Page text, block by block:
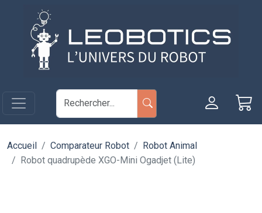
Aller au contenu principal
Accueil Comparateur Robot
Robot Animal
Robot quadrupède XGO-Mini Ogadjet (Lite)
Panneau de gestion des cookies